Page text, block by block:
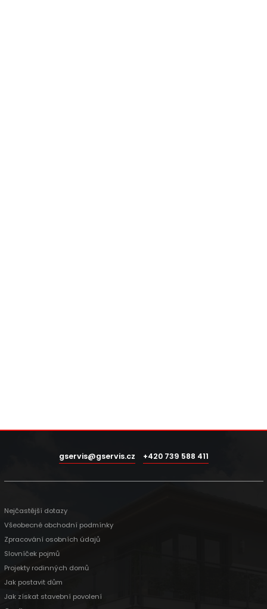
gservis@gservis.cz +420 739 588 411
Nejčastější dotazy
Všeobecné obchodní podmínky
Zpracování osobních údajů
Slovníček pojmů
Projekty rodinných domů
Jak postavit dům
Jak získat stavební povolení